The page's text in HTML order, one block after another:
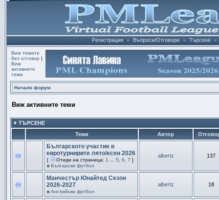
Регистрация • Въпроси/Отговори • Търсене •
Виж темите
без отговор |
Виж
активните
теми
Начало форум
Виж активните теми
ТЪРСЕНЕ
Теми
Автор
Българското участие в
евротурнирите лято/есен 2026
[ Отиди на страница: 1 5 6 7 ]
в Български футбол
albertz 137
Манчестър Юнайтед Сезон
2026-2027
в Английски футбол
albertz 18